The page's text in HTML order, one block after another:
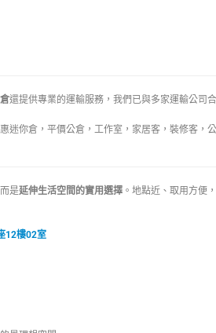
還提供專業的運輸服務，我們已與多家運輸公司
迷你倉，平價公倉，工作室，家居客，裝修客，
是延伸生活空間的實用選擇 。地點近、取用方便
12樓02室
：8137